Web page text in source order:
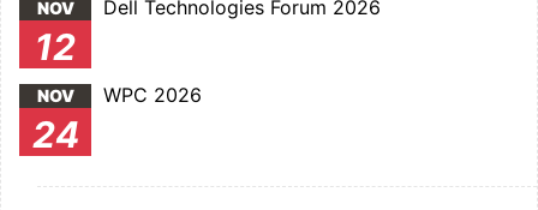
NOV
12
Dell Technologies Forum 2026
NOV
24
WPC 2026